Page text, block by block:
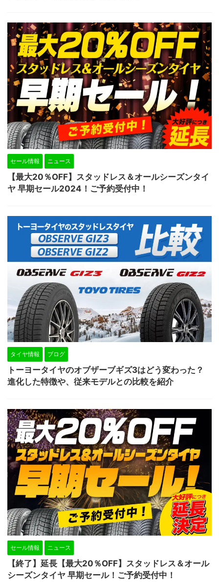
セール情報 ニュース
【最大20％OFF】スタッドレス＆オールシーズンタイ
ヤ 早期セール2024！ご予約受付中！
タイヤ情報 ブログ
トーヨータイヤのオブザーブギズ3はどう変わった？
進化した特徴や、従来モデルとの比較を紹介
セール情報 ニュース
【終了】延長【最大20％OFF】スタッドレス＆オール
シーズンタイヤ 早期セール！ご予約受付中！